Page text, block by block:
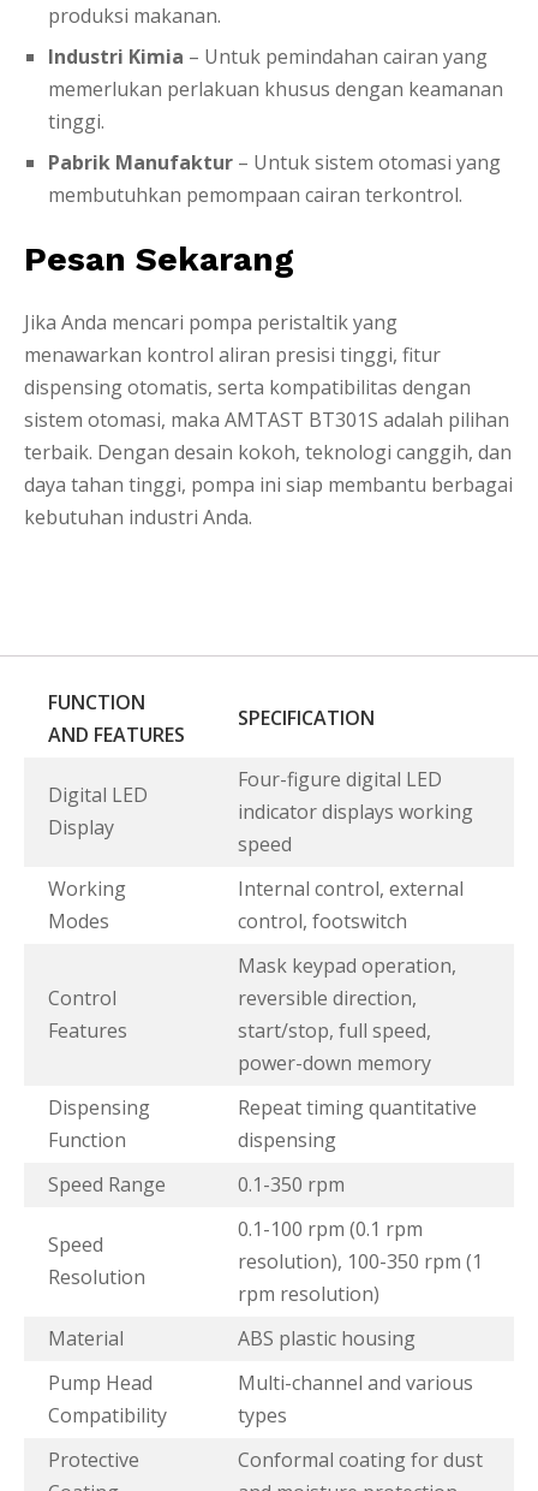
produksi makanan.
Industri Kimia – Untuk pemindahan cairan yang
memerlukan perlakuan khusus dengan keamanan
tinggi.
Pabrik Manufaktur – Untuk sistem otomasi yang
membutuhkan pemompaan cairan terkontrol.
Pesan Sekarang
Jika Anda mencari pompa peristaltik yang
menawarkan kontrol aliran presisi tinggi, fitur
dispensing otomatis, serta kompatibilitas dengan
sistem otomasi, maka AMTAST BT301S adalah pilihan
terbaik. Dengan desain kokoh, teknologi canggih, dan
daya tahan tinggi, pompa ini siap membantu berbagai
kebutuhan industri Anda.
FUNCTION
AND FEATURES
SPECIFICATION
Digital LED
Display
Four-figure digital LED
indicator displays working
speed
Working
Modes
Internal control, external
control, footswitch
Control
Features
Mask keypad operation,
reversible direction,
start/stop, full speed,
power-down memory
Dispensing
Function
Repeat timing quantitative
dispensing
Speed Range
0.1-350 rpm
Speed
Resolution
0.1-100 rpm (0.1 rpm
resolution), 100-350 rpm (1
rpm resolution)
Material
ABS plastic housing
Pump Head
Compatibility
Multi-channel and various
types
Protective
Conformal coating for dust